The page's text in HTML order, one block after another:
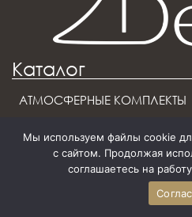
Каталог
АТМОСФЕРНЫЕ КОМПЛЕКТЫ
ДИЗАЙНЕРСКИЕ ЕЛКИ
ЕЛОЧНЫЕ ИГРУШКИ
Мы используем файлы cookie
с сайтом. Продолжая
соглашаетесь на